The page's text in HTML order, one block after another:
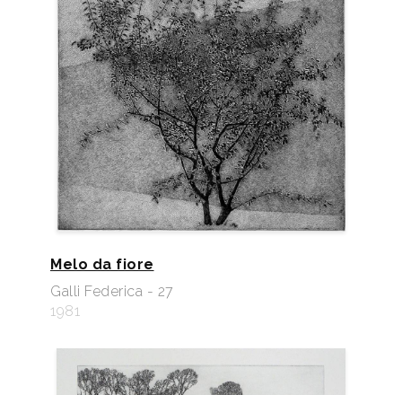
Melo da fiore
Galli Federica - 27
1981